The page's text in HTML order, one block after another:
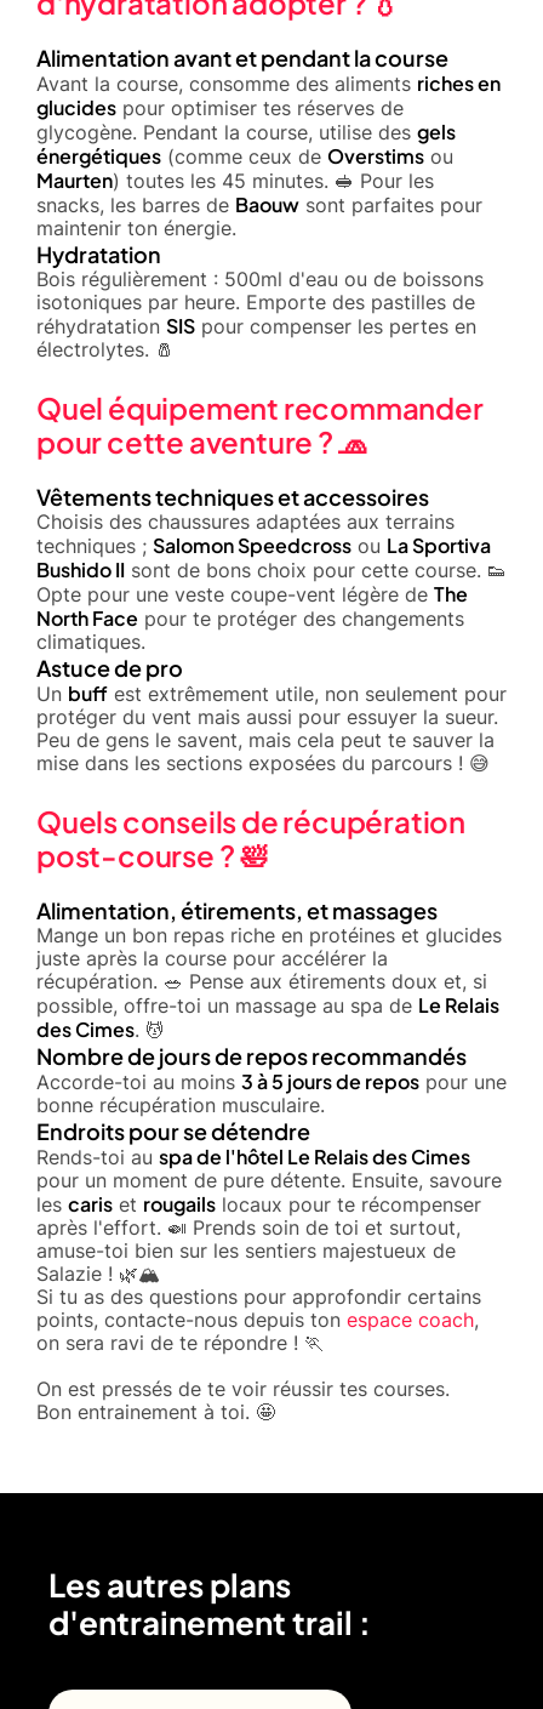
Alimentation avant et pendant la course
Avant la course, consomme des aliments riches en
glucides pour optimiser tes réserves de
glycogène. Pendant la course, utilise des gels
énergétiques (comme ceux de Overstims ou
Maurten) toutes les 45 minutes. 🥪 Pour les
snacks, les barres de Baouw sont parfaites pour
maintenir ton énergie.
Hydratation
Bois régulièrement : 500ml d'eau ou de boissons
isotoniques par heure. Emporte des pastilles de
réhydratation SIS pour compenser les pertes en
électrolytes. 🧂
Quel équipement recommander
pour cette aventure ? 🧢
Vêtements techniques et accessoires
Choisis des chaussures adaptées aux terrains
techniques ; Salomon Speedcross ou La Sportiva
Bushido II sont de bons choix pour cette course. 👟
Opte pour une veste coupe-vent légère de The
North Face pour te protéger des changements
climatiques.
Astuce de pro
Un buff est extrêmement utile, non seulement pour
protéger du vent mais aussi pour essuyer la sueur.
Peu de gens le savent, mais cela peut te sauver la
mise dans les sections exposées du parcours ! 😅
Quels conseils de récupération
post-course ? 🛀
Alimentation, étirements, et massages
Mange un bon repas riche en protéines et glucides
juste après la course pour accélérer la
récupération. 🥗 Pense aux étirements doux et, si
possible, offre-toi un massage au spa de Le Relais
des Cimes. 💆
Nombre de jours de repos recommandés
Accorde-toi au moins 3 à 5 jours de repos pour une
bonne récupération musculaire.
Endroits pour se détendre
Rends-toi au spa de l'hôtel Le Relais des Cimes
pour un moment de pure détente. Ensuite, savoure
les caris et rougails locaux pour te récompenser
après l'effort. 🍛 Prends soin de toi et surtout,
amuse-toi bien sur les sentiers majestueux de
Salazie ! 🌿🏔️
Si tu as des questions pour approfondir certains
points, contacte-nous depuis ton espace coach,
on sera ravi de te répondre ! 🏃
On est pressés de te voir réussir tes courses.
Bon entrainement à toi. 🤩
Les autres plans
d'entrainement trail :